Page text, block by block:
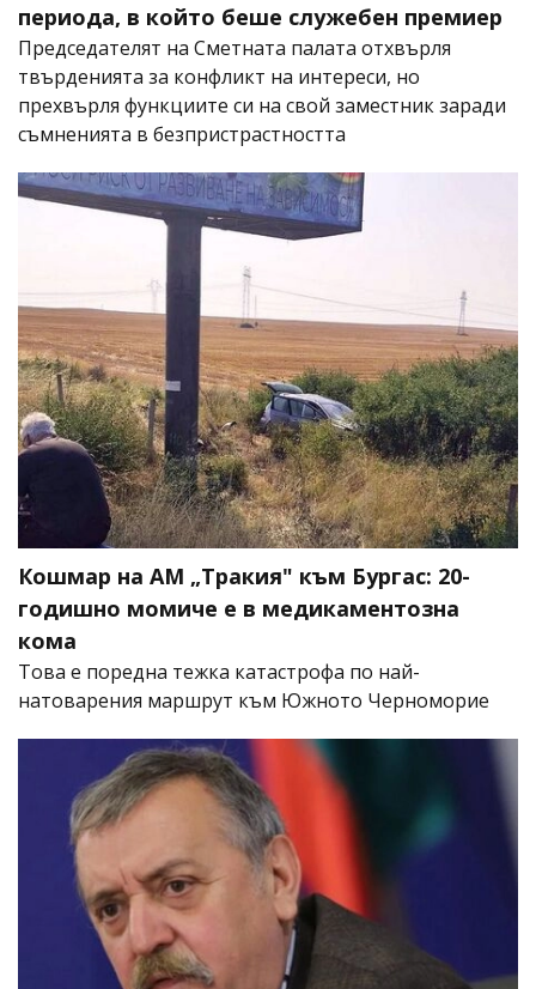
периода, в който беше служебен премиер
Председателят на Сметната палата отхвърля
твърденията за конфликт на интереси, но
прехвърля функциите си на свой заместник заради
съмненията в безпристрастността
Кошмар на АМ „Тракия" към Бургас: 20-
годишно момиче е в медикаментозна
кома
Това е поредна тежка катастрофа по най-
натоварения маршрут към Южното Черноморие